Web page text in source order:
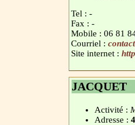
Tel : -
Fax : -
Mobile : 06 81
Courriel :
Site internet :
JACQUET
Activité :
Adresse :